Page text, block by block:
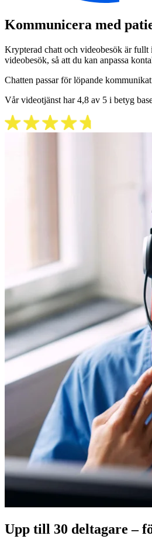
Kommunicera med
Krypterad chatt och videobesök är
videobesök, så att du kan anpassa
Chatten passar för löpande
Vår videotjänst har 4,8 av 5 i betyg
Upp till 30 deltagare –